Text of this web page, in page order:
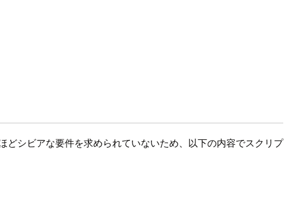
シビアな要件を求められていないため、以下の内容でスクリプ